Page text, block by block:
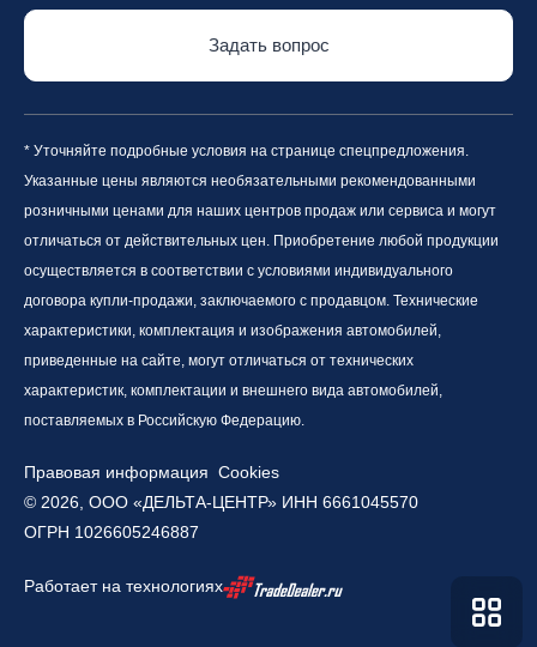
Задать вопрос
* Уточняйте подробные условия на странице спецпредложения.
Указанные цены являются необязательными рекомендованными
розничными ценами для наших центров продаж или сервиса и могут
отличаться от действительных цен. Приобретение любой продукции
осуществляется в соответствии с условиями индивидуального
договора купли-продажи, заключаемого с продавцом. Технические
характеристики, комплектация и изображения автомобилей,
приведенные на сайте, могут отличаться от технических
характеристик, комплектации и внешнего вида автомобилей,
поставляемых в Российскую Федерацию.
© 2026, ООО «ДЕЛЬТА-ЦЕНТР» ИНН 6661045570
ОГРН 1026605246887
Правовая информация Cookies
Работает на технологиях